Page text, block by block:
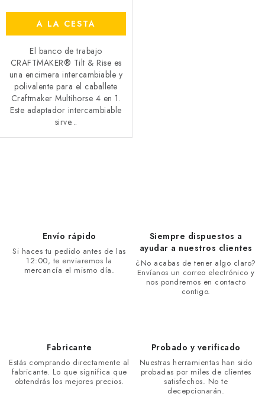
A LA CESTA
El banco de trabajo
CRAFTMAKER® Tilt & Rise es
una encimera intercambiable y
polivalente para el caballete
Craftmaker Multihorse 4 en 1.
Este adaptador intercambiable
sirve...
o
Envío rápido
Si haces tu pedido antes de las
12:00, te enviaremos la
mercancía el mismo día.
Siempre dispuestos a
ayudar a nuestros clientes
¿No acabas de tener algo claro?
Envíanos un correo electrónico y
nos pondremos en contacto
contigo.
Fabricante
Estás comprando directamente al
fabricante. Lo que significa que
obtendrás los mejores precios.
Probado y verificado
Nuestras herramientas han sido
probadas por miles de clientes
satisfechos. No te
decepcionarán.